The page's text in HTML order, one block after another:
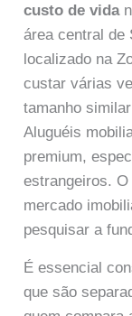
custo de vida
área central de
localizado na
custar várias
tamanho
Aluguéis
premium,
estrangeiros.
mercado
pesquisar a
É essencial
que são